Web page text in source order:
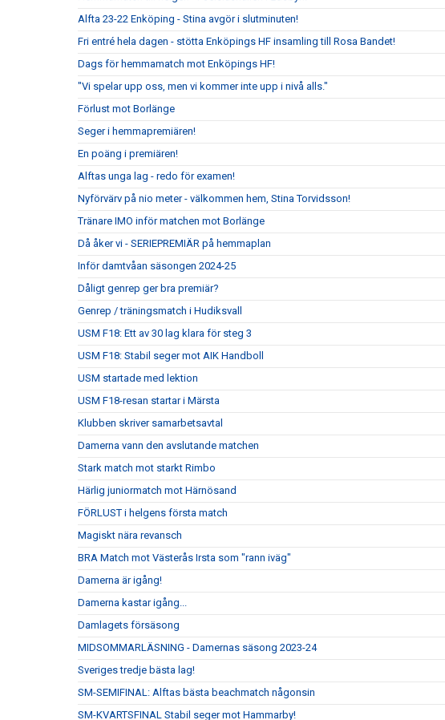
Alfta 23-22 Enköping - Stina avgör i slutminuten!
Fri entré hela dagen - stötta Enköpings HF insamling till Rosa Bandet!
Dags för hemmamatch mot Enköpings HF!
"Vi spelar upp oss, men vi kommer inte upp i nivå alls."
Förlust mot Borlänge
Seger i hemmapremiären!
En poäng i premiären!
Alftas unga lag - redo för examen!
Nyförvärv på nio meter - välkommen hem, Stina Torvidsson!
Tränare IMO inför matchen mot Borlänge
Då åker vi - SERIEPREMIÄR på hemmaplan
Inför damtvåan säsongen 2024-25
Dåligt genrep ger bra premiär?
Genrep / träningsmatch i Hudiksvall
USM F18: Ett av 30 lag klara för steg 3
USM F18: Stabil seger mot AIK Handboll
USM startade med lektion
USM F18-resan startar i Märsta
Klubben skriver samarbetsavtal
Damerna vann den avslutande matchen
Stark match mot starkt Rimbo
Härlig juniormatch mot Härnösand
FÖRLUST i helgens första match
Magiskt nära revansch
BRA Match mot Västerås Irsta som "rann iväg"
Damerna är igång!
Damerna kastar igång...
Damlagets försäsong
MIDSOMMARLÄSNING - Damernas säsong 2023-24
Sveriges tredje bästa lag!
SM-SEMIFINAL: Alftas bästa beachmatch någonsin
SM-KVARTSFINAL Stabil seger mot Hammarby!